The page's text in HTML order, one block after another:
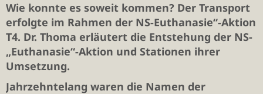
Wie konnte es soweit kommen? Der Transport
erfolgte im Rahmen der NS-Euthanasie“-Aktion
T4. Dr. Thoma erläutert die Entstehung der NS-
„Euthanasie“-Aktion und Stationen ihrer
Umsetzung.
Jahrzehntelang waren die Namen der